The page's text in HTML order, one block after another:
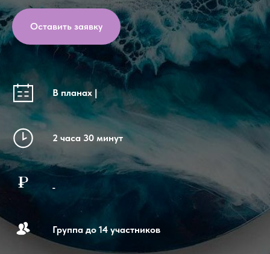
Оставить заявку
В планах |
2 часа 30 минут
Группа до 14 участников